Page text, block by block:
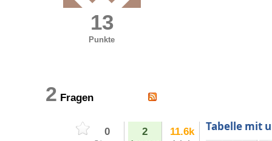
13
Punkte
2 Fragen
0 2 11.6k Tabelle mit